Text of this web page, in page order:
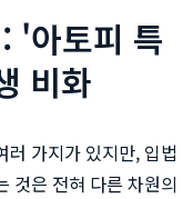
'아토피 특
비화
러 가지가 있지만, 입법
것은 전혀 다른 차원의